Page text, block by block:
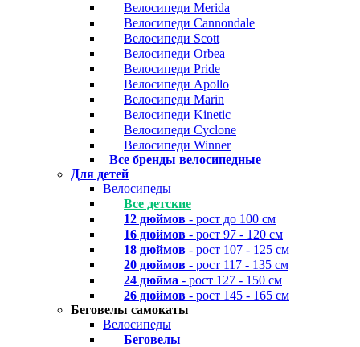
Велосипеди Merida
Велосипеди Cannondale
Велосипеди Scott
Велосипеди Orbea
Велосипеди Pride
Велосипеди Apollo
Велосипеди Marin
Велосипеди Kinetic
Велосипеди Cyclone
Велосипеди Winner
Все бренды велосипедные
Для детей
Велосипеды
Все детские
12 дюймов - рост до 100 см
16 дюймов - рост 97 - 120 см
18 дюймов - рост 107 - 125 см
20 дюймов - рост 117 - 135 см
24 дюйма - рост 127 - 150 см
26 дюймов - рост 145 - 165 см
Беговелы самокаты
Велосипеды
Беговелы